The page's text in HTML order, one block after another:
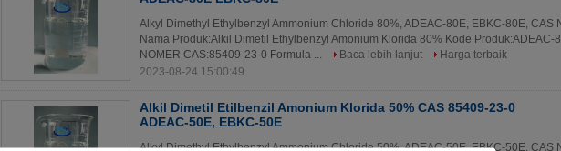
Alkyl Dimethyl Ethylbenzyl Ammonium Chloride 80%, ADEAC-80E, EBKC-80E, CAS
Nama Produk:Alkil Dimetil Ethylbenzyl Amonium Klorida 80% Kode Produk:ADEAC-
NOMER CAS:85409-23-0 Formula ...
Baca lebih lanjut
Harga terbaik
2023-08-24 15:00:49
Alkil Dimetil Etilbenzil Amonium Klorida 50% CAS 85409-23-0
ADEAC-50E, EBKC-50E
Alkyl Dimethyl Ethylbenzyl Ammonium Chloride 50%, ADEAC-50E, EBKC-50E, CAS